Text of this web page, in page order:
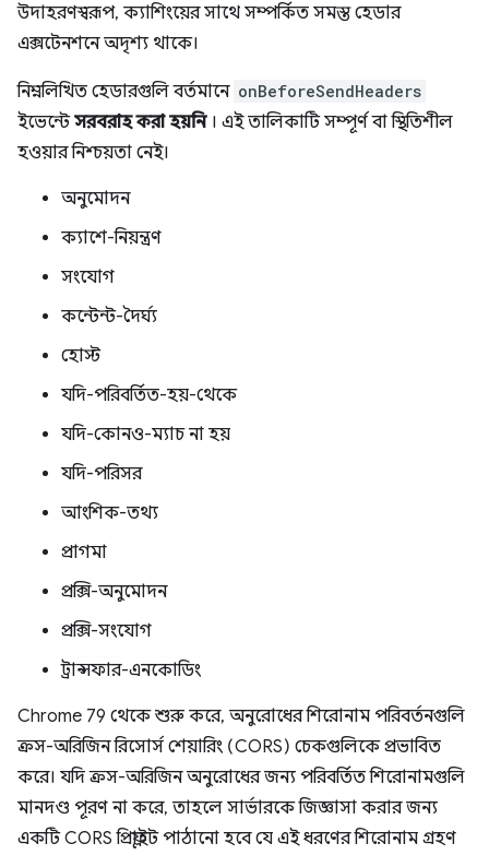
উদাহরণস্বরূপ, ক্যাশিংয়ের সাথে সম্পর্কিত সমস্ত হেডার
এক্সটেনশনে অদৃশ্য থাকে।
নিম্নলিখিত হেডারগুলি বর্তমানে onBeforeSendHeaders
ইভেন্টেসরবরাহ করা হয়নি। এই তালিকাটি সম্পূর্ণ বা স্থিতিশীল
হওয়ার নিশ্চয়তা নেই।
অনুমোদন
ক্যাশে-নিয়ন্ত্রণ
সংযোগ
কন্টেন্ট-দৈর্ঘ্য
হোস্ট
যদি-পরিবর্তিত-হয়-থেকে
যদি-কোনও-ম্যাচ না হয়
যদি-পরিসর
আংশিক-তথ্য
প্রাগমা
প্রক্সি-অনুমোদন
প্রক্সি-সংযোগ
ট্রান্সফার-এনকোডিং
Chrome 79 থেকে শুরু করে, অনুরোধের শিরোনাম পরিবর্তনগুলি
ক্রস-অরিজিন রিসোর্স শেয়ারিং (CORS) চেকগুলিকে প্রভাবিত
করে। যদি ক্রস-অরিজিন অনুরোধের জন্য পরিবর্তিত শিরোনামগুলি
মানদণ্ড পূরণ না করে, তাহলে সার্ভারকে জিজ্ঞাসা করার জন্য
একটি CORS প্রিফ্লাইট পাঠানো হবে যে এই ধরণের শিরোনাম গ্রহণ